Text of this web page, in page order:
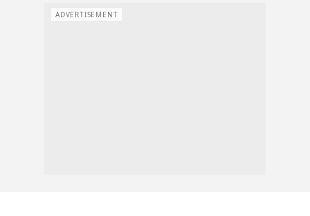
ADVERTISEMENT